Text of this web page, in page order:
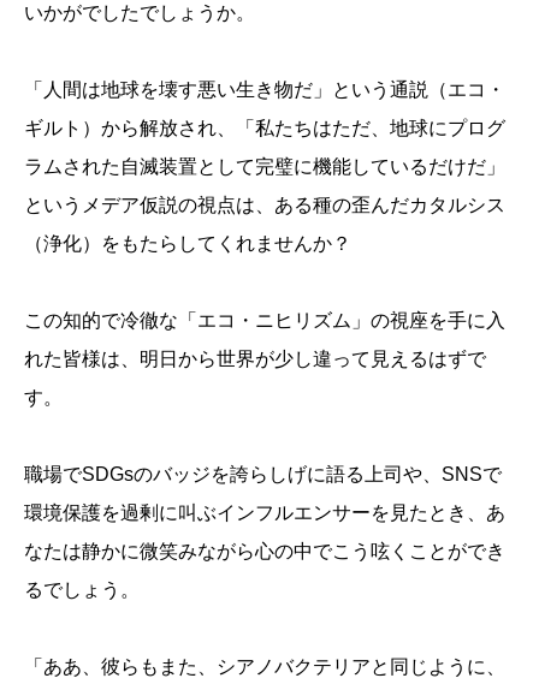
いかがでしたでしょうか。
「人間は地球を壊す悪い生き物だ」という通説（エコ・
ギルト）から解放され、「私たちはただ、地球にプログ
ラムされた自滅装置として完璧に機能しているだけだ」
というメデア仮説の視点は、ある種の歪んだカタルシス
（浄化）をもたらしてくれませんか？
この知的で冷徹な「エコ・ニヒリズム」の視座を手に入
れた皆様は、明日から世界が少し違って見えるはずで
す。
職場でSDGsのバッジを誇らしげに語る上司や、SNSで
環境保護を過剰に叫ぶインフルエンサーを見たとき、あ
なたは静かに微笑みながら心の中でこう呟くことができ
るでしょう。
「ああ、彼らもまた、シアノバクテリアと同じように、